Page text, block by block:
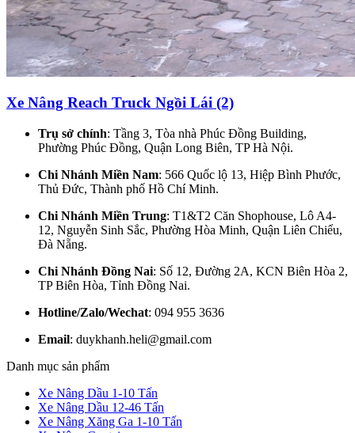
Xe Nâng Reach Truck Ngồi Lái (2)
Trụ sở chính: Tầng 3, Tòa nhà Phúc Đồng Building,
Phường Phúc Đồng, Quận Long Biên, TP Hà Nội.
Chi Nhánh Miền Nam: 566 Quốc lộ 13, Hiệp Bình Phước,
Thủ Đức, Thành phố Hồ Chí Minh.
Chi Nhánh Miền Trung: T1&T2 Căn Shophouse, Lô A4-
12, Nguyễn Sinh Sắc, Phường Hòa Minh, Quận Liên Chiểu,
Đà Nẵng.
Chi Nhánh Đồng Nai: Số 12, Đường 2A, KCN Biên Hòa 2,
TP Biên Hòa, Tỉnh Đồng Nai.
Hotline/Zalo/Wechat: 094 955 3636
Email: duykhanh.heli@gmail.com
Danh mục sản phẩm
Xe Nâng Dầu 1-10 Tấn
Xe Nâng Dầu 12-46 Tấn
Xe Nâng Xăng Ga 1-10 Tấn